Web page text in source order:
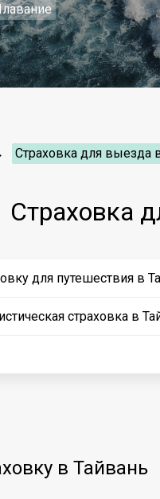
Страховка для выезда
Страховка
для путешествия в
страховка в
в Тайвань